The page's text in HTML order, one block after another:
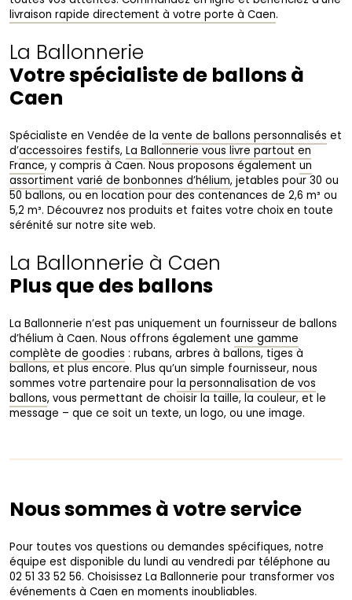
livraison rapide directement à votre porte à Caen.
La Ballonnerie
Votre spécialiste de ballons à
Caen
Spécialiste en Vendée de la vente de ballons personnalisés et
d’accessoires festifs, La Ballonnerie vous livre partout en
France, y compris à Caen. Nous proposons également un
assortiment varié de bonbonnes d’hélium, jetables pour 30 ou
50 ballons, ou en location pour des contenances de 2,6 m³ ou
5,2 m³. Découvrez nos produits et faites votre choix en toute
sérénité sur notre site web.
La Ballonnerie à Caen
Plus que des ballons
La Ballonnerie n’est pas uniquement un fournisseur de ballons
d’hélium à Caen. Nous offrons également une gamme
complète de goodies : rubans, arbres à ballons, tiges à
ballons, et plus encore. Plus qu’un simple fournisseur, nous
sommes votre partenaire pour la personnalisation de vos
ballons, vous permettant de choisir la taille, la couleur, et le
message – que ce soit un texte, un logo, ou une image.
Nous sommes à votre service
Pour toutes vos questions ou demandes spécifiques, notre
équipe est disponible du lundi au vendredi par téléphone au
02 51 33 52 56. Choisissez La Ballonnerie pour transformer vos
événements à Caen en moments inoubliables.